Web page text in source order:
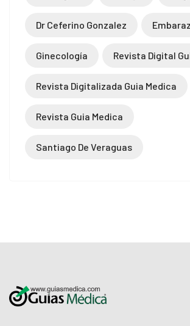
Dr Ceferino Gonzalez
Ginecología Revista Digital
Revista Digitalizada Guia Medica
Revista Guia Medica
Santiago De Veraguas